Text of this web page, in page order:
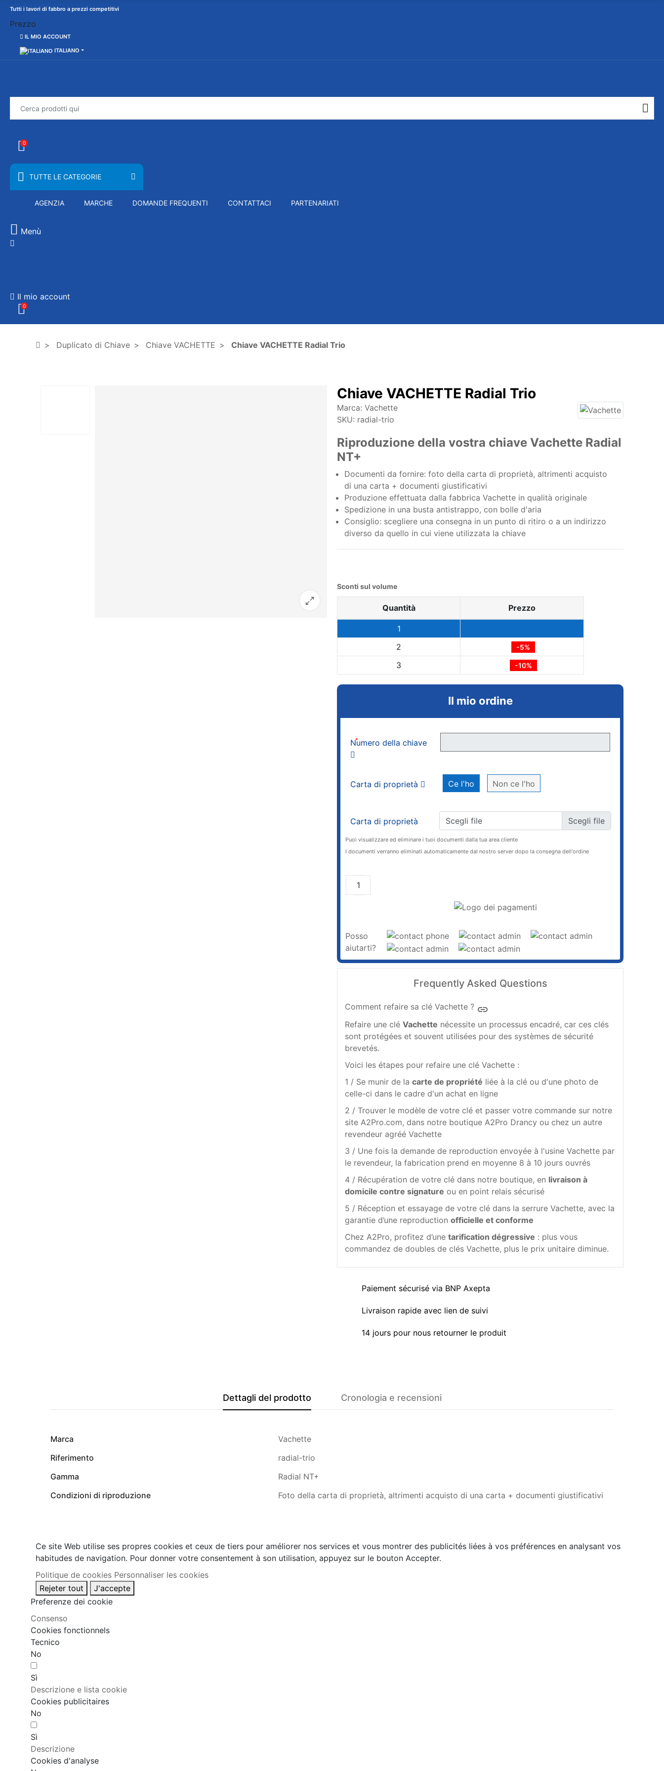
Tutti i lavori di fabbro a prezzi competitivi
Prezzo
IL MIO ACCOUNT
ITALIANO
0
TUTTE LE CATEGORIE
AGENZIA MARCHE DOMANDE FREQUENTI CONTATTACI PARTENARIATI
Menù
Il mio account
0
Duplicato di Chiave Chiave VACHETTE Chiave VACHETTE Radial Trio
Chiave VACHETTE Radial Trio
Marca: Vachette
SKU: radial-trio
Riproduzione della vostra chiave Vachette Radial
NT+
Documenti da fornire: foto della carta di proprietà, altrimenti acquisto
di una carta + documenti giustificativi
Produzione effettuata dalla fabbrica Vachette in qualità originale
Spedizione in una busta antistrappo, con bolle d'aria
Consiglio: scegliere una consegna in un punto di ritiro o a un indirizzo
diverso da quello in cui viene utilizzata la chiave
Sconti sul volume
Quantità Prezzo
1
2
-5%
3 -10%
Il mio ordine
Numero della chiave
*
Carta di proprietà Ce l'ho Non ce l'ho
Carta di proprietà Scegli file
Puoi visualizzare ed eliminare i tuoi documenti dalla tua area cliente
I documenti verranno eliminati automaticamente dal nostro server dopo la consegna dell'ordine
Posso
aiutarti?
Frequently Asked Questions
Comment refaire sa clé Vachette ? insert_link
Refaire une clé Vachette nécessite un processus encadré, car ces clés
sont protégées et souvent utilisées pour des systèmes de sécurité
brevetés.
Voici les étapes pour refaire une clé Vachette :
1 / Se munir de la carte de propriété liée à la clé ou d'une photo de
celle-ci dans le cadre d'un achat en ligne
2 / Trouver le modèle de votre clé et passer votre commande sur notre
site A2Pro.com, dans notre boutique A2Pro Drancy ou chez un autre
revendeur agréé Vachette
3 / Une fois la demande de reproduction envoyée à l'usine Vachette par
le revendeur, la fabrication prend en moyenne 8 à 10 jours ouvrés
4 / Récupération de votre clé dans notre boutique, en livraison à
domicile contre signature ou en point relais sécurisé
5 / Réception et essayage de votre clé dans la serrure Vachette, avec la
garantie d’une reproduction officielle et conforme
Chez A2Pro, profitez d’une tarification dégressive : plus vous
commandez de doubles de clés Vachette, plus le prix unitaire diminue.
Paiement sécurisé via BNP Axepta
Livraison rapide avec lien de suivi
14 jours pour nous retourner le produit
Dettagli del prodotto Cronologia e recensioni
Marca
Vachette
Riferimento
radial-trio
Gamma
Radial NT+
Condizioni di riproduzione
Foto della carta di proprietà, altrimenti acquisto di una carta + documenti giustificativi
Ce site Web utilise ses propres cookies et ceux de tiers pour améliorer nos services et vous montrer des publicités liées à vos préférences en analysant vos
habitudes de navigation. Pour donner votre consentement à son utilisation, appuyez sur le bouton Accepter.
Politique de cookies Personnaliser les cookies
Rejeter tout
J'accepte
Preferenze dei cookie
Consenso
Cookies fonctionnels
Tecnico
No
Sì
Descrizione e lista cookie
Cookies publicitaires
No
Sì
Descrizione
Cookies d'analyse